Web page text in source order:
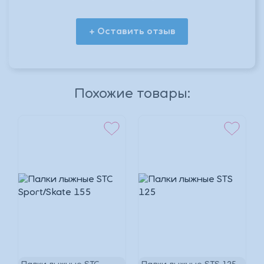
+ Оставить отзыв
Похожие товары: